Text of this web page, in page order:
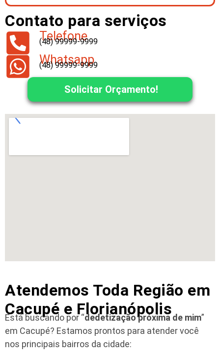
Contato para serviços
Telefone
(48) 99999-9999
Whatsapp
(48) 99999-9999
Solicitar Orçamento!
Atendemos Toda Região em
Cacupé e Florianópolis
Está buscando por “dedetização próxima de mim”
em Cacupé? Estamos prontos para atender você
nos principais bairros da cidade: